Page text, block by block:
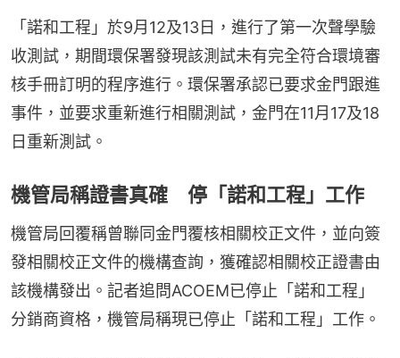
「諾和工程」於9月12及13日，進行了第一次聲學驗
收測試，期間環保署發現該測試未有完全符合環境審
核手冊訂明的程序進行。環保署承認已要求金門跟進
事件，並要求重新進行相關測試，金門在11月17及18
日重新測試。
機管局稱證書真確 停「諾和工程」工作
機管局回覆稱曾聯同金門覆核相關校正文件，並向簽
發相關校正文件的機構查詢，獲確認相關校正證書由
該機構發出。記者追問ACOEM已停止「諾和工程」
分銷商資格，機管局稱現已停止「諾和工程」工作。